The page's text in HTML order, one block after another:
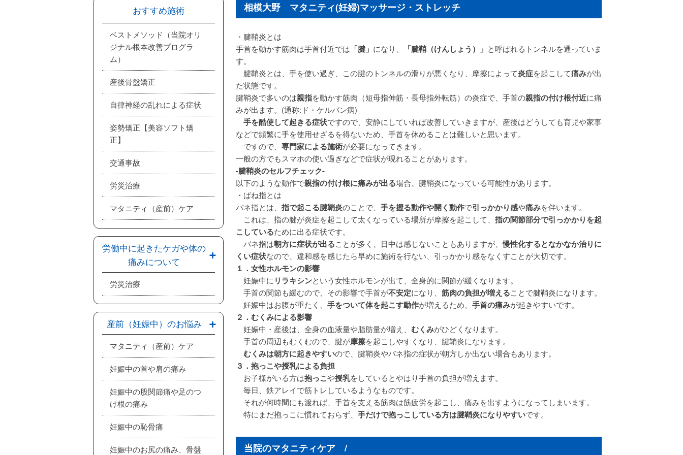
相模大野 マタニティ(妊婦)マッサージ・ストレッチ
・腱鞘炎とは
手首を動かす筋肉は手首付近では 「腱」 になり、 「腱鞘（けんしょう）」 と呼ばれるトンネルを通っていま
す。
腱鞘炎とは、手を使い過ぎ、この腱のトンネルの滑りが悪くなり、摩擦によって炎症を起こして痛みが出
た状態です。
腱鞘炎で多いのは親指を動かす筋肉（短母指伸筋・長母指外転筋）の炎症で、手首の親指の付け根付近に痛
みが出ます。(通称:ド・ケルバン病)
手を酷使して起きる症状ですので、安静にしていれば改善していきますが、産後はどうしても育児や家事
などで頻繁に手を使用せざるを得ないため、手首を休めることは難しいと思います。
ですので、 専門家による施術が必要になってきます。
一般の方でもスマホの使い過ぎなどで症状が現れることがあります。
-腱鞘炎のセルフチェック-
以下のような動作で親指の付け根に痛みが出る場合、腱鞘炎になっている可能性があります。
・ばね指とは
バネ指とは、 指で起こる腱鞘炎のことで、 手を握る動作や開く動作で引っかかり感や痛みを伴います。
これは、指の腱が炎症を起こして太くなっている場所が摩擦を起こして、 指の関節部分で引っかかりを起
こしているために出る症状です。
バネ指は朝方に症状が出ることが多く、日中は感じないこともありますが、慢性化するとなかなか治りに
くい症状なので、違和感を感じたら早めに施術を行ない、引っかかり感をなくすことが大切です。
１．女性ホルモンの影響
妊娠中に リラキシンという女性ホルモンが出て、全身的に関節が緩くなります。
手首の関節も緩むので、その影響で手首が不安定になり、 筋肉の負担が増えることで腱鞘炎になります。
妊娠中はお腹が重たく、 手をついて体を起こす動作が増えるため、 手首の痛みが起きやすいです。
２．むくみによる影響
妊娠中・産後は、全身の血液量や脂肪量が増え、 むくみがひどくなります。
手首の周辺もむくむので、腱が摩擦を起こしやすくなり、腱鞘炎になります。
むくみは朝方に起きやすいので、腱鞘炎やバネ指の症状が朝方しか出ない場合もあります。
３．抱っこや授乳による負担
お子様がいる方は抱っこや授乳をしているとやはり手首の負担が増えます。
毎日、鉄アレイで筋トレしているようなものです。
それが何時間にも渡れば、手首を支える筋肉は筋疲労を起こし、痛みを出すようになってしまいます。
特にまだ抱っこに慣れておらず、 手だけで抱っこしている方は腱鞘炎になりやすいです。
当院のマタニティケア /
おすすめ施術
ベストメソッド（当院オリ
ジナル根本改善プログラ
ム）
産後骨盤矯正
自律神経の乱れによる症状
姿勢矯正【美容ソフト矯
正】
交通事故
労災治療
マタニティ（産前）ケア
労働中に起きたケガや体の
痛みについて
労災治療
産前（妊娠中）のお悩み
マタニティ（産前）ケア
妊娠中の首や肩の痛み
妊娠中の股関節痛や足のつ
け根の痛み
妊娠中の恥骨痛
妊娠中のお尻の痛み、骨盤